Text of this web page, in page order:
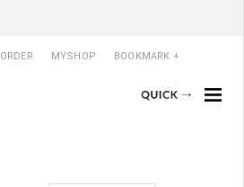
ORDER MYSHOP BOOKMARK +